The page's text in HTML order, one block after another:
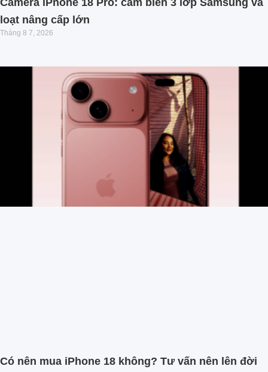
loạt nâng cấp lớn
Tháng 8 7, 2026
Có nên mua iPhone 18 không? Tư vấn nên lên đời